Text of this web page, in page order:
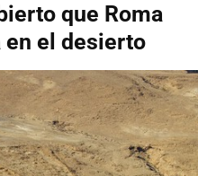
que Roma
en el desierto